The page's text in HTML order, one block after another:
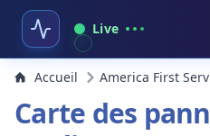
Live
Accueil America First
Carte des